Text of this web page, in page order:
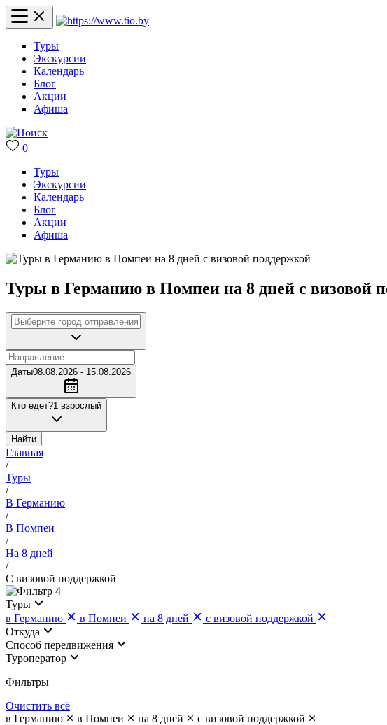
Туры
Экскурсии
Календарь
Блог
Акции
Афиша
0
Туры
Экскурсии
Календарь
Блог
Акции
Афиша
Туры в Германию в Помпеи на 8 дней с визовой
Даты08.08.2026 - 15.08.2026
Кто едет?1 взрослый
Найти
Главная
/
Туры
/
В Германию
/
В Помпеи
/
На 8 дней
/
С визовой поддержкой
4
Туры
в Германию
в Помпеи на 8 дней
с визовой поддержкой
Откуда
Cпособ передвижения
Туроператор
Фильтры
Очистить всё
в Германию
в Помпеи на 8 дней
с визовой поддержкой